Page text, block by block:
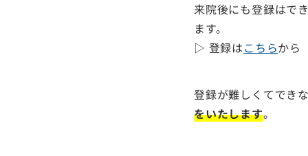
来院後にも登録はで
ます。
▷ 登録はこちらから
登録が難しくてでき
をいたします。